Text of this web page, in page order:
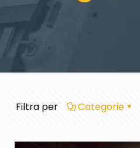
Filtra per Categorie